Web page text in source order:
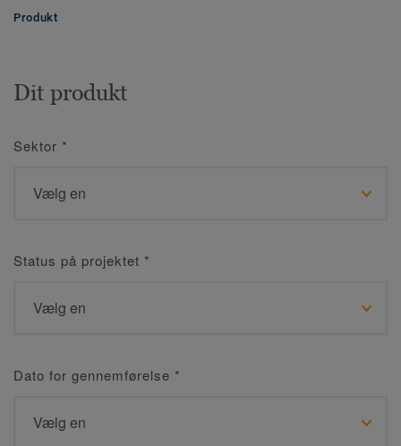
Produkt
Dit produkt
Sektor *
Status på projektet *
Dato for gennemførelse *